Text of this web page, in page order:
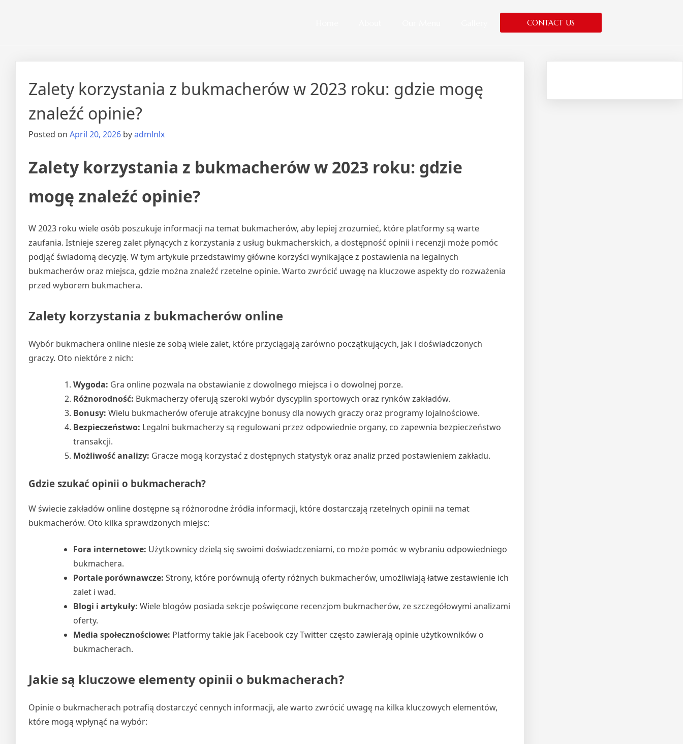
CONTACT US
Zalety korzystania z bukmacherów w 2023 roku: gdzie mogę
znaleźć opinie?
Posted on April 20, 2026 byadmlnlx
Zalety korzystania z bukmacherów w 2023 roku: gdzie
mogę znaleźć opinie?
W 2023 roku wiele osób poszukuje informacji na temat bukmacherów, aby lepiej zrozumieć, które platformy są warte
zaufania. Istnieje szereg zalet płynących z korzystania z usług bukmacherskich, a dostępność opinii i recenzji może pomóc
podjąć świadomą decyzję. W tym artykule przedstawimy główne korzyści wynikające z postawienia na legalnych
bukmacherów oraz miejsca, gdzie można znaleźć rzetelne opinie. Warto zwrócić uwagę na kluczowe aspekty do rozważenia
przed wyborem bukmachera.
Zalety korzystania z bukmacherów online
Wybór bukmachera online niesie ze sobą wiele zalet, które przyciągają zarówno początkujących, jak i doświadczonych
graczy. Oto niektóre z nich:
Wygoda: Gra online pozwala na obstawianie z dowolnego miejsca i o dowolnej porze.
Różnorodność: Bukmacherzy oferują szeroki wybór dyscyplin sportowych oraz rynków zakładów.
Bonusy: Wielu bukmacherów oferuje atrakcyjne bonusy dla nowych graczy oraz programy lojalnościowe.
Bezpieczeństwo: Legalni bukmacherzy są regulowani przez odpowiednie organy, co zapewnia bezpieczeństwo
transakcji.
Możliwość analizy: Gracze mogą korzystać z dostępnych statystyk oraz analiz przed postawieniem zakładu.
Gdzie szukać opinii o bukmacherach?
W świecie zakładów online dostępne są różnorodne źródła informacji, które dostarczają rzetelnych opinii na temat
bukmacherów. Oto kilka sprawdzonych miejsc:
Fora internetowe: Użytkownicy dzielą się swoimi doświadczeniami, co może pomóc w wybraniu odpowiedniego
bukmachera.
Portale porównawcze: Strony, które porównują oferty różnych bukmacherów, umożliwiają łatwe zestawienie ich
zalet i wad.
Blogi i artykuły: Wiele blogów posiada sekcje poświęcone recenzjom bukmacherów, ze szczegółowymi analizami
oferty.
Media społecznościowe: Platformy takie jak Facebook czy Twitter często zawierają opinie użytkowników o
bukmacherach.
Jakie są kluczowe elementy opinii o bukmacherach?
Opinie o bukmacherach potrafią dostarczyć cennych informacji, ale warto zwrócić uwagę na kilka kluczowych elementów,
które mogą wpłynąć na wybór: